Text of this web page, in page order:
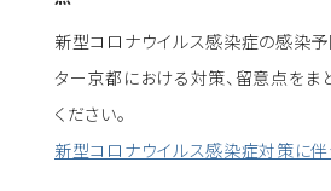
新型コロナウイルス感染症の感染予
ター京都における対策、留意点をま
ください。
新型コロナウイルス感染症対策に